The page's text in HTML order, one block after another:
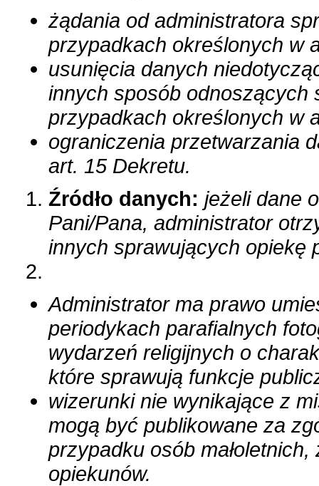
żądania od administratora
przypadkach określonych w
usunięcia danych
innych sposób odnoszących
przypadkach określonych w
ograniczenia przetwarzania
art. 15 Dekretu.
Źródło danych: jeżeli dane
Pani/Pana, administrator
innych sprawujących opiekę
Administrator ma prawo
periodykach parafialnych
wydarzeń religijnych o
które sprawują funkcje
wizerunki nie wynikające z
mogą być publikowane za
przypadku osób
opiekunów.